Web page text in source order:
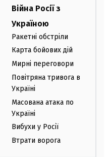
Війна Росії з
Україною
Ракетні обстріли
Карта бойових дій
Мирні переговори
Повітряна тривога в
Україні
Масована атака по
Україні
Вибухи у Росії
Втрати ворога